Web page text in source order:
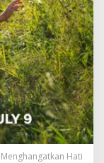
Hati